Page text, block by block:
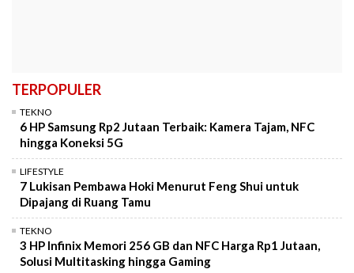
TERPOPULER
TEKNO
6 HP Samsung Rp2 Jutaan Terbaik: Kamera Tajam, NFC
hingga Koneksi 5G
LIFESTYLE
7 Lukisan Pembawa Hoki Menurut Feng Shui untuk
Dipajang di Ruang Tamu
TEKNO
3 HP Infinix Memori 256 GB dan NFC Harga Rp1 Jutaan,
Solusi Multitasking hingga Gaming